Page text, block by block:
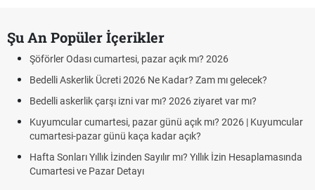
Şu An Popüler İçerikler
Odası cumartesi, pazar açık mı? 2026
Askerlik Ücreti 2026 Ne Kadar? Zam mı gelecek?
askerlik çarşı izni var mı? 2026 ziyaret var mı?
cumartesi, pazar günü açık mı? 2026 | Kuyumcular
pazar günü kaça kadar açık?
Sonları Yıllık İzinden Sayılır mı? Yıllık İzin Hesaplamasında
ve Pazar Detayı
TFF